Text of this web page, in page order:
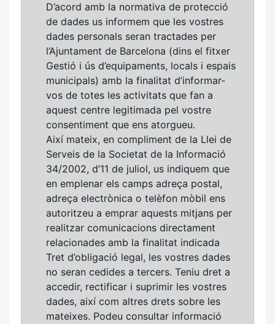
D’acord amb la normativa de protecció
de dades us informem que les vostres
dades personals seran tractades per
l’Ajuntament de Barcelona (dins el fitxer
Gestió i ús d’equipaments, locals i espais
municipals) amb la finalitat d’informar-
vos de totes les activitats que fan a
aquest centre legitimada pel vostre
consentiment que ens atorgueu.
Així mateix, en compliment de la Llei de
Serveis de la Societat de la Informació
34/2002, d’11 de juliol, us indiquem que
en emplenar els camps adreça postal,
adreça electrònica o telèfon mòbil ens
autoritzeu a emprar aquests mitjans per
realitzar comunicacions directament
relacionades amb la finalitat indicada
Tret d’obligació legal, les vostres dades
no seran cedides a tercers. Teniu dret a
accedir, rectificar i suprimir les vostres
dades, així com altres drets sobre les
mateixes. Podeu consultar informació